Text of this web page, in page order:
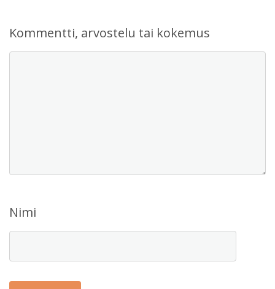
Kommentti, arvostelu tai kokemus
Nimi